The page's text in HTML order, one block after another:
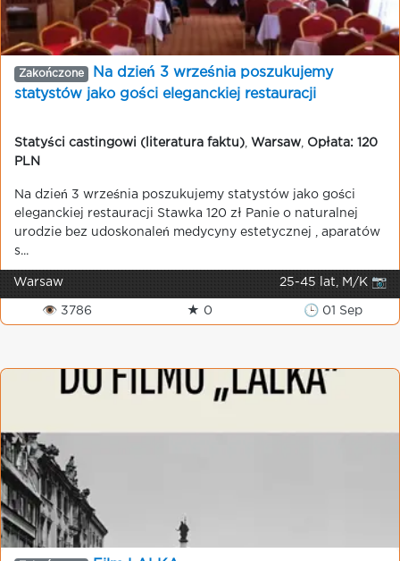
Zakończone
Na dzień 3 września poszukujemy
statystów jako gości eleganckiej restauracji
Statyści castingowi (literatura faktu) Warsaw
Opłata: 120
PLN
Na dzień 3 września poszukujemy statystów jako gości
eleganckiej restauracji Stawka 120 zł Panie o naturalnej
urodzie bez udoskonaleń medycyny estetycznej , aparatów
s...
Warsaw 25-45 lat, M/K 📷
👁 3786 ★ 0 🕒 01 Sep